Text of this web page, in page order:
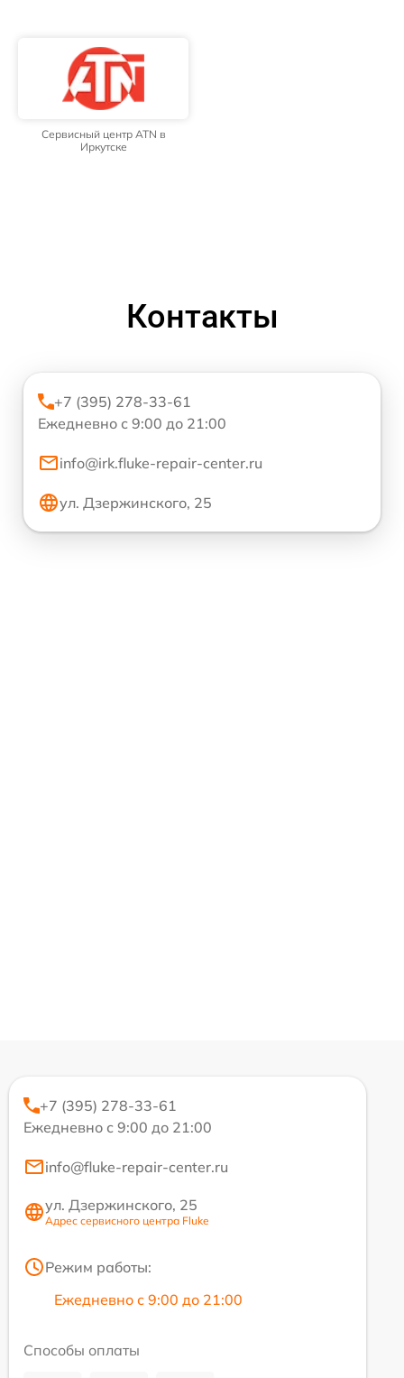
Сервисный центр ATN в
Иркутске
Контакты
+7 (395) 278-33-61
Ежедневно с 9:00 до 21:00
info@irk.fluke-repair-center.ru
ул. Дзержинского, 25
+7 (395) 278-33-61
Ежедневно с 9:00 до 21:00
info@fluke-repair-center.ru
ул. Дзержинского, 25
Адрес сервисного центра Fluke
Режим работы:
Ежедневно с 9:00 до 21:00
Способы оплаты